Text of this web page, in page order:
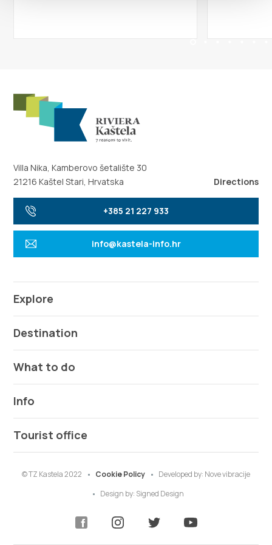
Villa Nika, Kamberovo šetalište 30
21216 Kaštel Stari, Hrvatska
Directions
+385 21 227 933
info@kastela-info.hr
Explore
Destination
What to do
Info
Tourist office
© TZ Kastela 2022 Cookie Policy Developed by: Nove vibracije
Design by: Signed Design